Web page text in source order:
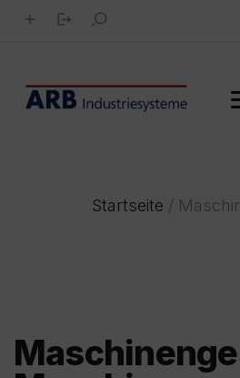
Startseite /